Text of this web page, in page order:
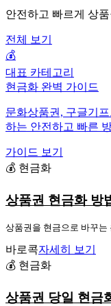
안전하고 빠르게 상
전체 보기
💰
대표 카테고리
현금화 완벽 가이드
문화상품권, 구글기
하는 안전하고 빠른
가이드 보기
💰 현금화
상품권 현금화 방
상품권을 현금으로 바꾸는
바로콕자세히 보기
💰 현금화
상품권 당일 현금